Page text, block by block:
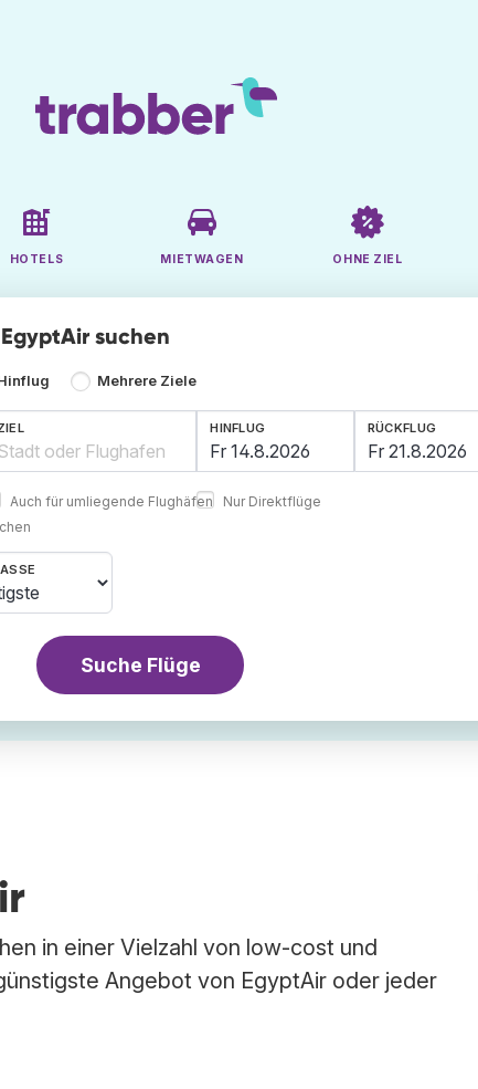
HOTELS MIETWAGEN OHNE ZIEL
suchen
Mehrere Ziele
Auch für umliegende Flughäfen
HINFLUG RÜCKFLUG
Nur Direktflüge
Suche Flüge
in einer Vielzahl von low-cost und
Angebot von EgyptAir oder jeder